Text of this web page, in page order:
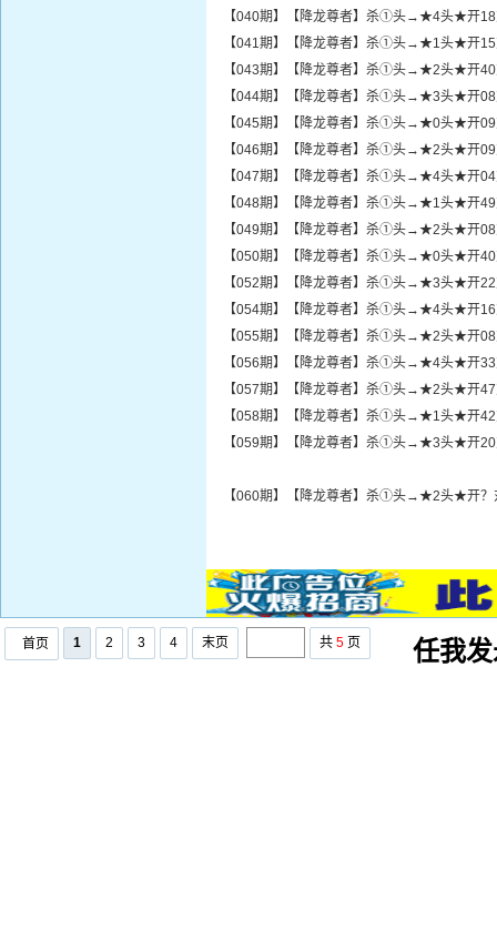
【040期】【降龙尊者】杀①头→★4头★开
【041期】【降龙尊者】杀①头→★1头★开
【043期】【降龙尊者】杀①头→★2头★开
【044期】【降龙尊者】杀①头→★3头★开
【045期】【降龙尊者】杀①头→★0头★开
【046期】【降龙尊者】杀①头→★2头★开
【047期】【降龙尊者】杀①头→★4头★开
【048期】【降龙尊者】杀①头→★1头★开
【049期】【降龙尊者】杀①头→★2头★开
【050期】【降龙尊者】杀①头→★0头★开
【052期】【降龙尊者】杀①头→★3头★开
【054期】【降龙尊者】杀①头→★4头★开
【055期】【降龙尊者】杀①头→★2头★开
【056期】【降龙尊者】杀①头→★4头★开
【057期】【降龙尊者】杀①头→★2头★开
【058期】【降龙尊者】杀①头→★1头★开
【059期】【降龙尊者】杀①头→★3头★开
【060期】【降龙尊者】杀①头→★2头★开？
首页 1 2 3 4 末页 共 5 页 任我发